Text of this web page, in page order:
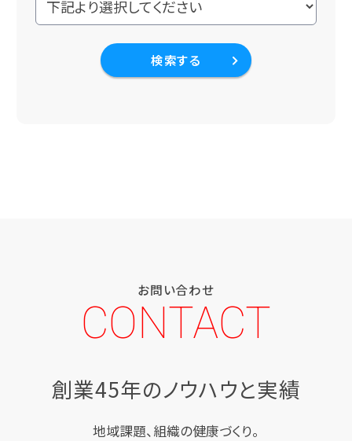
検索する
お問い合わせ
CONTACT
創業45年のノウハウと実績
地域課題、組織の健康づくり。